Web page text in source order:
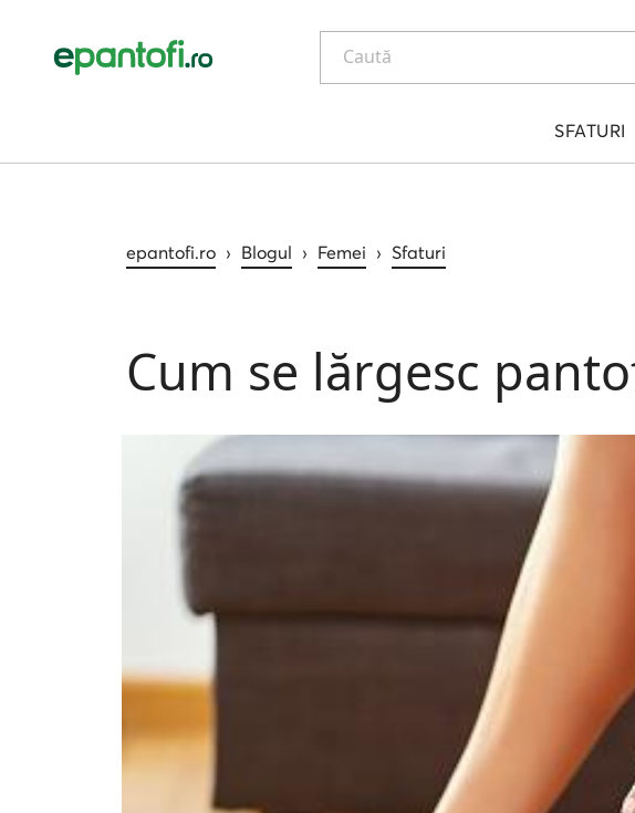
Caută
SFATURI
epantofi.ro › Blogul › Femei › Sfaturi
Cum se lărgesc